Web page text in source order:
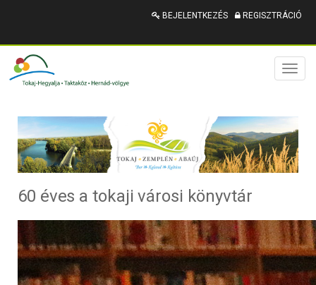
BEJELENTKEZÉS REGISZTRÁCIÓ
60 éves a tokaji városi könyvtár